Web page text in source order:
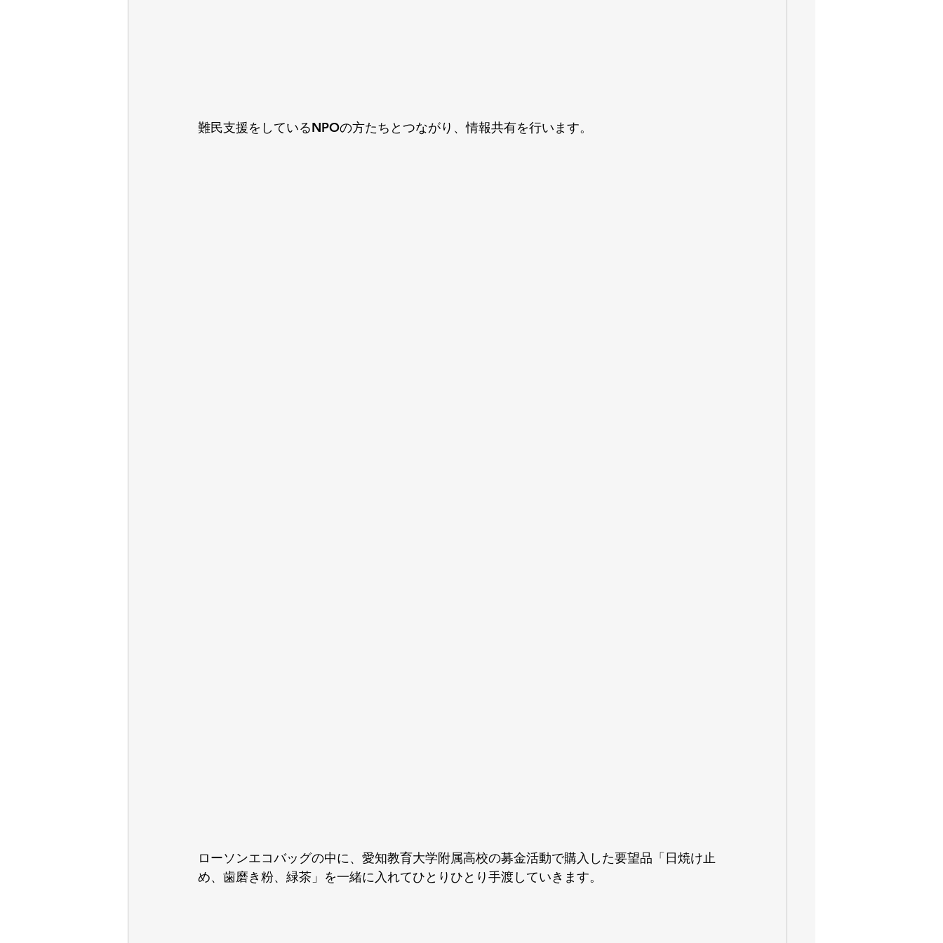
難民支援をしているNPOの方たちとつながり、情報共有を行います。
ローソンエコバッグの中に、愛知教育大学附属高校の募金活動で購入した要望品「日焼け止
め、歯磨き粉、緑茶」を一緒に入れてひとりひとり手渡していきます。